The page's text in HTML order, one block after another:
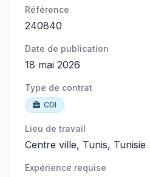
Référence
240840
Date de publication
18 mai 2026
Type de contrat
CDI
Lieu de travail
Centre ville, Tunis, Tunisie
Expérience requise